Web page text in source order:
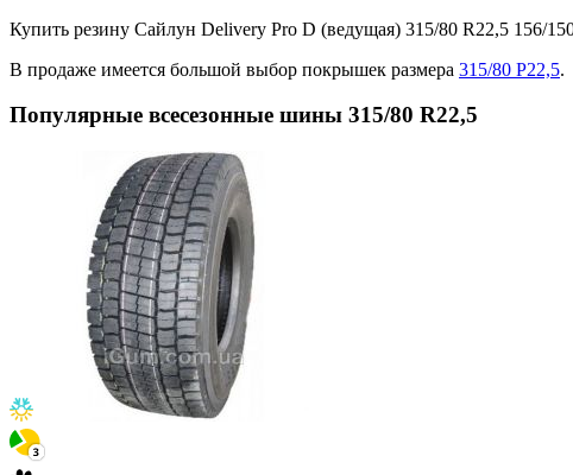
Купить резину Сайлун Delivery Pro D (ведущая) 315/80 R22,5 156/
В продаже имеется большой выбор покрышек размера 315/80 Р22,5.
Популярные всесезонные шины 315/80 R22,5